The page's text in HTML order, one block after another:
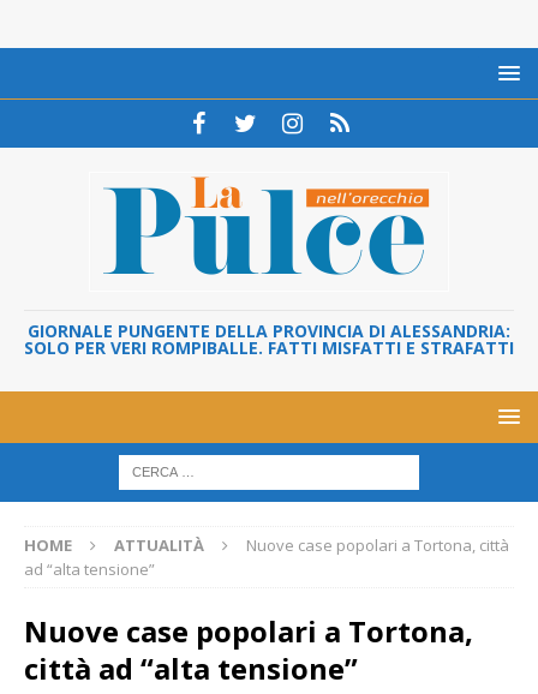
GIORNALE PUNGENTE DELLA PROVINCIA DI ALESSANDRIA:
SOLO PER VERI ROMPIBALLE. FATTI MISFATTI E STRAFATTI
HOME ATTUALITÀ
Nuove case popolari a Tortona, città
ad “alta tensione”
Nuove case popolari a Tortona,
città ad “alta tensione”